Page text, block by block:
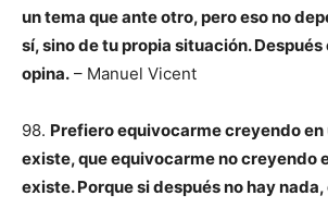
un tema que ante otro, pero eso no
sí, sino de tu propia situación.
opina. – Manuel Vicent
98. Prefiero equivocarme creyendo en
existe, que equivocarme no creyendo
existe. Porque si después no hay